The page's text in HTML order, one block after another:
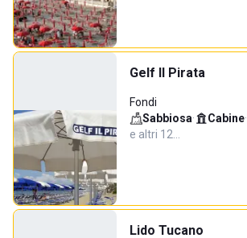
Gelf Il Pirata
Fondi
Sabbiosa· Cabine·
e altri 12…
Lido Tucano